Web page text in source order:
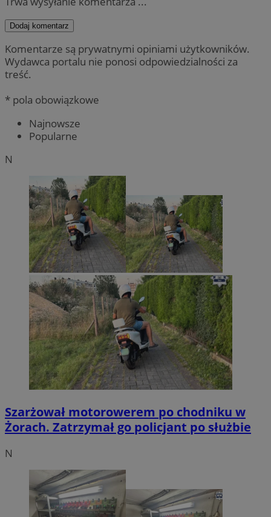
Dodaj komentarz
Komentarze są prywatnymi opiniami użytkowników.
Wydawca portalu nie ponosi odpowiedzialności za
treść.
* pola obowiązkowe
Najnowsze
Popularne
N
Szarżował motorowerem po chodniku w
Żorach. Zatrzymał go policjant po służbie
N